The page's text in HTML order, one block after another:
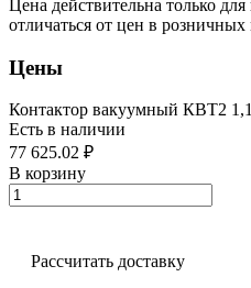
Цена действительна только
отличаться от цен в розничных
Цены
Контактор вакуумный КВТ2
Есть в наличии
77 625.02 ₽
В корзину
Рассчитать доставку